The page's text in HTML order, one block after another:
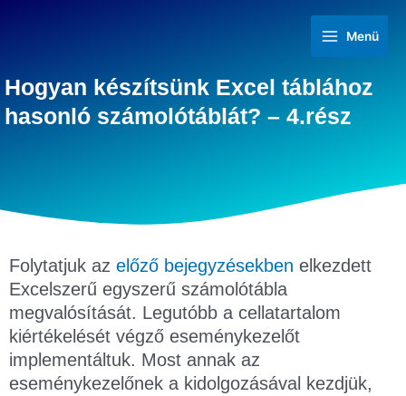
Menü
Hogyan készítsünk Excel táblához
hasonló számolótáblát? – 4.rész
Folytatjuk az előző bejegyzésekben elkezdett
Excelszerű egyszerű számolótábla
megvalósítását. Legutóbb a cellatartalom
kiértékelését végző eseménykezelőt
implementáltuk. Most annak az
eseménykezelőnek a kidolgozásával kezdjük,